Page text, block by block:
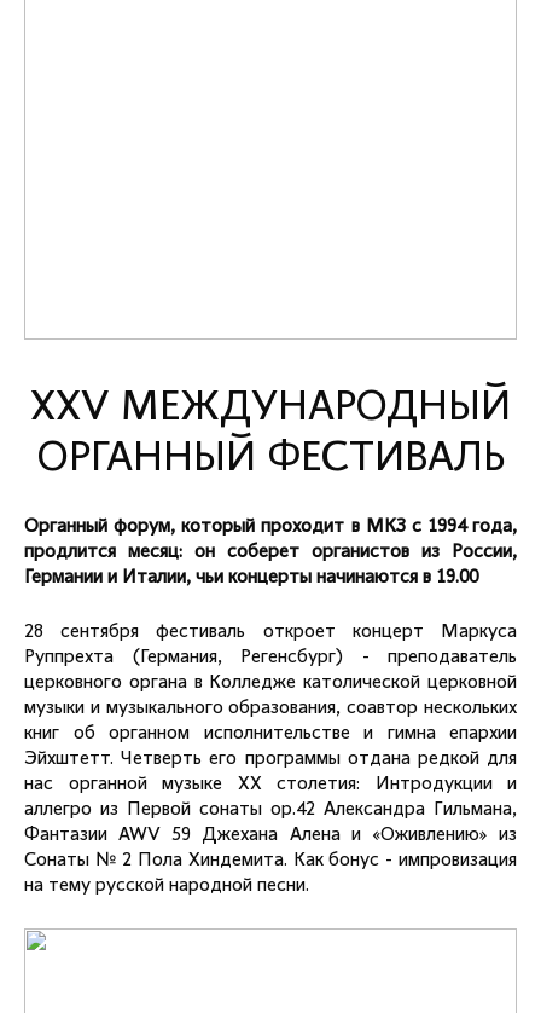
ХХV МЕЖДУНАРОДНЫЙ
ОРГАННЫЙ ФЕСТИВАЛЬ
Органный форум, который проходит в МКЗ с 1994 года,
продлится месяц: он соберет органистов из России,
Германии и Италии, чьи концерты начинаются в 19.00
28 сентября фестиваль откроет концерт Маркуса
Руппрехта (Германия, Регенсбург) - преподаватель
церковного органа в Колледже католической церковной
музыки и музыкального образования, соавтор нескольких
книг об органном исполнительстве и гимна епархии
Эйхштетт. Четверть его программы отдана редкой для
нас органной музыке ХХ столетия: Интродукции и
аллегро из Первой сонаты op.42 Александра Гильмана,
Фантазии AWV 59 Джехана Алена и «Оживлению» из
Сонаты № 2 Пола Хиндемита. Как бонус - импровизация
на тему русской народной песни.